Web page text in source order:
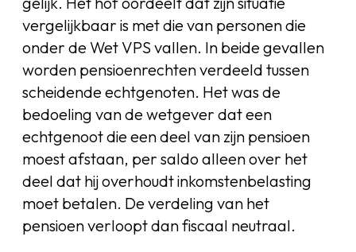
vergelijkbaar is met die van personen die
onder de Wet VPS vallen. In beide gevallen
worden pensioenrechten verdeeld tussen
scheidende echtgenoten. Het was de
bedoeling van de wetgever dat een
echtgenoot die een deel van zijn pensioen
moest afstaan, per saldo alleen over het
deel dat hij overhoudt inkomstenbelasting
moet betalen. De verdeling van het
pensioen verloopt dan fiscaal neutraal.